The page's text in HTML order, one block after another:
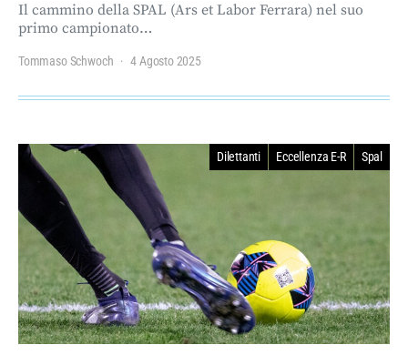
Il cammino della SPAL (Ars et Labor Ferrara) nel suo
primo campionato…
Tommaso Schwoch 4 Agosto 2025
Dilettanti Eccellenza E-R Spal